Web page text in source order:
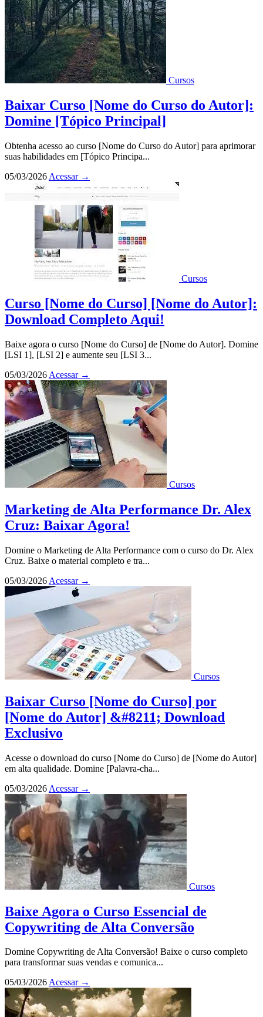
Cursos
Baixar Curso [Nome do Curso do Autor]:
Domine [Tópico Principal]
Obtenha acesso ao curso [Nome do Curso do Autor] para aprimorar
suas habilidades em [Tópico Principa...
05/03/2026 Acessar →
Cursos
Curso [Nome do Curso] [Nome do Autor]:
Download Completo Aqui!
Baixe agora o curso [Nome do Curso] de [Nome do Autor]. Domine
[LSI 1], [LSI 2] e aumente seu [LSI 3...
05/03/2026 Acessar →
Cursos
Marketing de Alta Performance Dr. Alex
Cruz: Baixar Agora!
Domine o Marketing de Alta Performance com o curso do Dr. Alex
Cruz. Baixe o material completo e tra...
05/03/2026 Acessar →
Cursos
Baixar Curso [Nome do Curso] por
[Nome do Autor] &#8211; Download
Exclusivo
Acesse o download do curso [Nome do Curso] de [Nome do Autor]
em alta qualidade. Domine [Palavra-cha...
05/03/2026 Acessar →
Cursos
Baixe Agora o Curso Essencial de
Copywriting de Alta Conversão
Domine Copywriting de Alta Conversão! Baixe o curso completo
para transformar suas vendas e comunica...
05/03/2026Acessar →